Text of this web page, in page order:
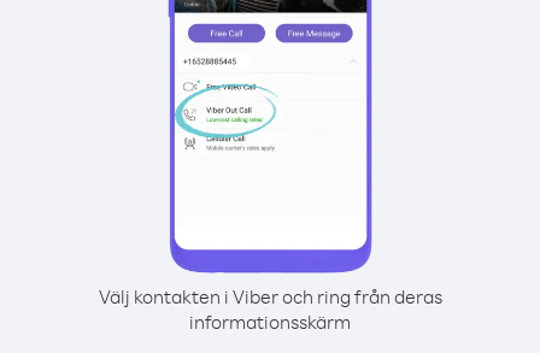
Välj kontakten i Viber och ring från deras
informationsskärm